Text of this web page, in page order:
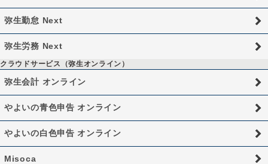
弥生勤怠 Next
弥生労務 Next
クラウドサービス（弥生オンライン）
弥生会計 オンライン
やよいの青色申告 オンライン
やよいの白色申告 オンライン
Misoca